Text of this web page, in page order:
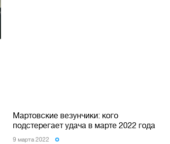
Мартовские везунчики: кого
подстерегает удача в марте 2022 года
9 марта 2022